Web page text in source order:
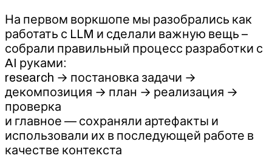
На первом воркшопе мы разобрались как
работать с LLM и сделали важную вещь –
собрали правильный процесс разработки с
AI руками:
research → постановка задачи →
декомпозиция → план → реализация →
проверка
и главное — сохраняли артефакты и
использовали их в последующей работе в
качестве контекста